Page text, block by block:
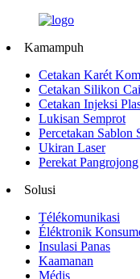
Kamampuh
Cetakan Karét
Cetakan Silikon
Cetakan Injeksi
Lukisan Semprot
Percetakan Sablon
Ukiran Laser
Perekat Pangrojong
Solusi
Télékomunikasi
Éléktronik
Insulasi Panas
Kaamanan
Médis